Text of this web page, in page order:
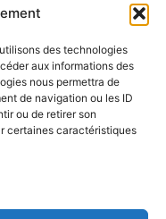
des technologies
aux informations des
nous permettra de
de navigation ou les ID
ou de retirer son
certaines caractéristiques
limitent les risques
lignivores.
des